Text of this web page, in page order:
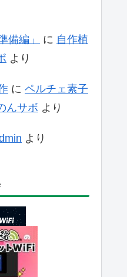
備編」 に 自作植
より
に ペルチェ素子
んサボ より
より